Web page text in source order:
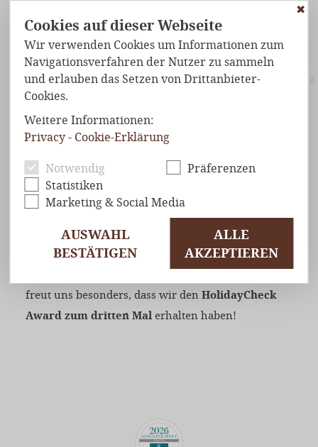
BEWERTUNGEN & AUSZEICHNUNGEN BUCHEN
BEWERTUNGEN &
AUSZEICHNUNGEN
HolidayCheck Award, Zertifikat für Exzellenz,
Zoover Award Winner … die Liste der
freut uns besonders, dass wir den HolidayCheck
Award zum dritten Mal erhalten haben!
✖
Cookies auf dieser Webseite
Wir verwenden Cookies um Informationen zum
Navigationsverfahren der Nutzer zu sammeln
und erlauben das Setzen von Drittanbieter-
Cookies.
Weitere Informationen:
Privacy- Cookie-Erklärung
Notwendig
Präferenzen
Statistiken
Marketing & Social Media
AUSWAHL
BESTÄTIGEN
ALLE
AKZEPTIEREN